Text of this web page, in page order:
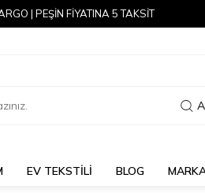
| PEŞİN FİYATINA 5 TAKSİT
EV TEKSTİLİ BLOG